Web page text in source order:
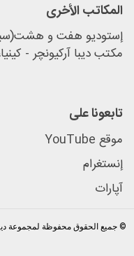
المکاتب الأخرى
إستودیو هفت و
مكتب دیبا آرکیونچر -
تابعونا علی
موقع YouTube
إنستغرام
آپارات
© جميع الحقوق محفوظة لمجموعة ديبا. 2026 | التصميم و التطوير